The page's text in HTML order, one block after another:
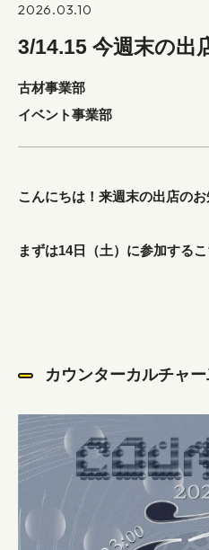
2026.03.10
3/14.15 今週末の出
古材事業部
イベント事業部
こんにちは！来週末の出店のお
まずは14日（土）に参加する
カウンターカルチャ